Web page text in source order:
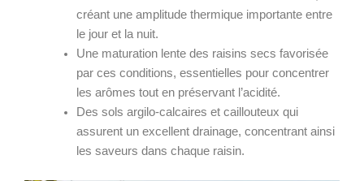
créant une amplitude thermique importante entre
le jour et la nuit.
Une maturation lente des raisins secs favorisée
par ces conditions, essentielles pour concentrer
les arômes tout en préservant l’acidité.
Des sols argilo-calcaires et caillouteux qui
assurent un excellent drainage, concentrant ainsi
les saveurs dans chaque raisin.